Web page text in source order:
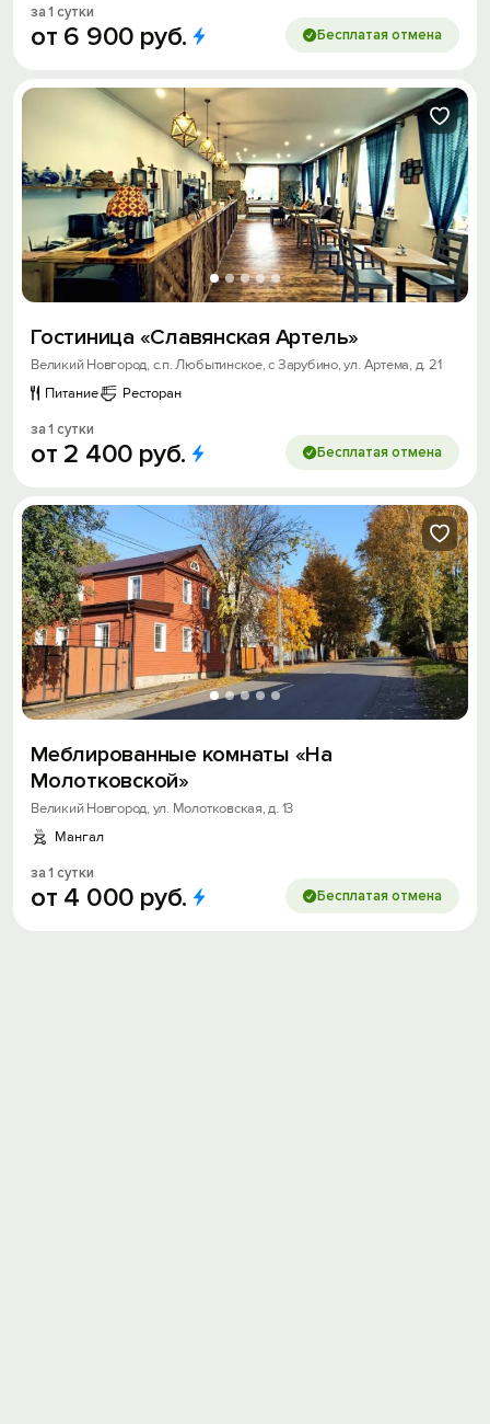
за 1 сутки
от 6 900 руб. Бесплатая отмена
Гостиница «Славянская Артель»
Великий Новгород, с.п. Любытинское, с Зарубино, ул. Артема, д. 21
Питание
Ресторан
за 1 сутки
от 2 400 руб. Бесплатая отмена
Меблированные комнаты «На
Молотковской»
Великий Новгород, ул. Молотковская, д. 13
Мангал
за 1 сутки
от 4 000 руб. Бесплатая отмена